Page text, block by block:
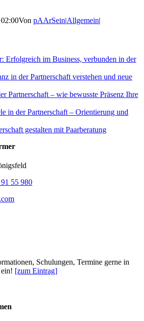
Von pAArSein|Allgemein|
Erfolgreich im Business, verbunden in der
in der Partnerschaft verstehen und neue
Partnerschaft – wie bewusste Präsenz Ihre
in der Partnerschaft – Orientierung und
gestalten mit Paarberatung
55 980
Schulungen, Termine gerne in
[zum Eintrag]